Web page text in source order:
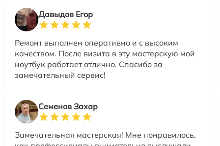
Давыдов Егор
Ремонт выполнен оперативно и с высоким
качеством. После визита в эту мастерскую мой
ноутбук работает отлично. Спасибо за
замечательный сервис!
Семенов Захар
Замечательная мастерская! Мне понравилось,